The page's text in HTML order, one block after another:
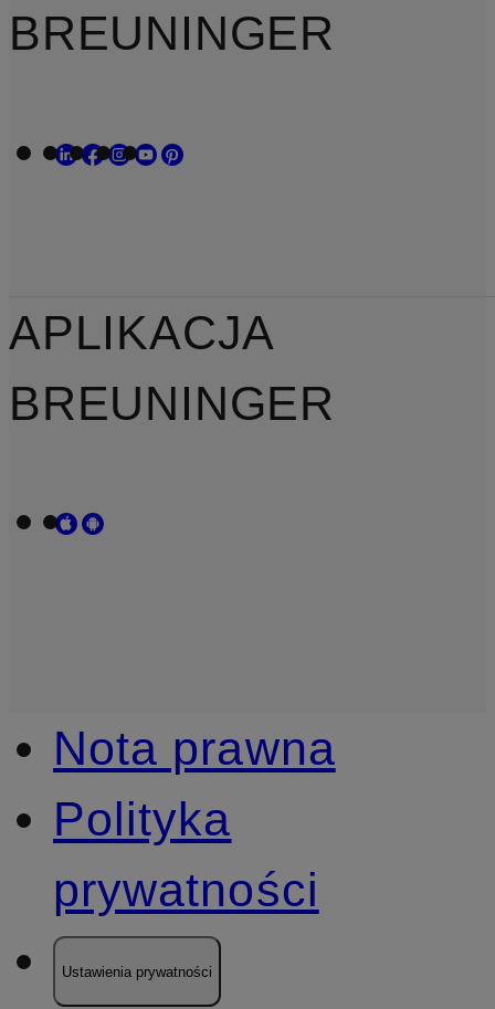
BREUNINGER
APLIKACJA
BREUNINGER
Nota prawna
Polityka
prywatności
Ustawienia prywatności